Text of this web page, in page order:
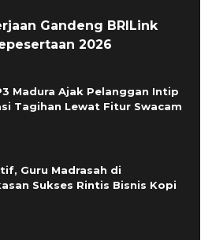
Gandeng BRILink
2026
Madura Ajak Pelanggan Intip
Tagihan Lewat Fitur Swacam
Guru Madrasah di
Sukses Rintis Bisnis Kopi